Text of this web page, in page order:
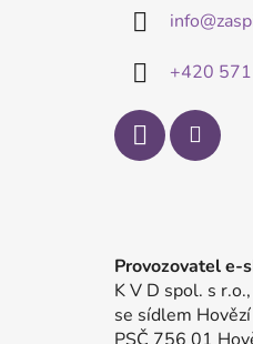
info@
+420
Provozovatel e-
K V D spol. s r.o.,
se sídlem